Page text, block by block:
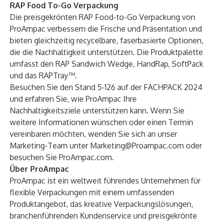
RAP Food To-Go Verpackung
Die preisgekrönten RAP Food-to-Go Verpackung von
ProAmpac verbessern die Frische und Präsentation und
bieten gleichzeitig recycelbare, faserbasierte Optionen,
die die Nachhaltigkeit unterstützen. Die Produktpalette
umfasst den RAP Sandwich Wedge, HandRap, SoftPack
und das RAPTray™.
Besuchen Sie den Stand 5-126 auf der FACHPACK 2024
und erfahren Sie, wie ProAmpac Ihre
Nachhaltigkeitsziele unterstützen kann. Wenn Sie
weitere Informationen wünschen oder einen Termin
vereinbaren möchten, wenden Sie sich an unser
Marketing-Team unter Marketing@Proampac.com oder
besuchen Sie ProAmpac.com.
Über ProAmpac
ProAmpac ist ein weltweit führendes Unternehmen für
flexible Verpackungen mit einem umfassenden
Produktangebot, das kreative Verpackungslösungen,
branchenführenden Kundenservice und preisgekrönte